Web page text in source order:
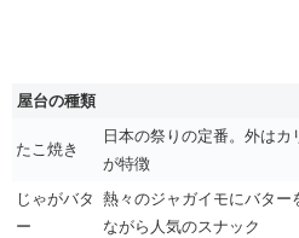
屋台の種類
たこ焼き
日本の祭りの定番。外は
が特徴
じゃがバタ
ー
熱々のジャガイモにバター
ながら人気のスナック